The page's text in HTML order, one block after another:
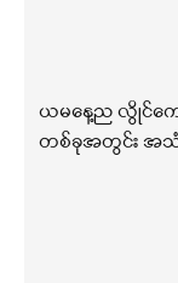
ယမနေ့ည လွိုင်ကော်
တစ်ခုအတွင်း အသံ